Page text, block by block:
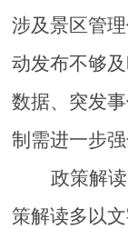
涉及景区管
动发布不够
数据、突发
制需进一步强
政策解
策解读多以